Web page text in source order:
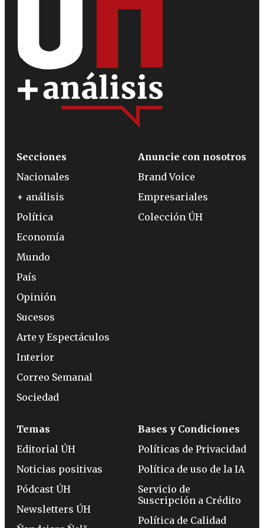
Secciones
Nacionales
+ análisis
Política
Economía
Mundo
País
Opinión
Sucesos
Arte y Espectáculos
Interior
Correo Semanal
Sociedad
Anuncie con nosotros
Brand Voice
Empresariales
Colección ÚH
Temas
Editorial ÚH
Noticias positivas
Pódcast ÚH
Newsletters ÚH
Bases y Condiciones
Políticas de Privacidad
Política de uso de la IA
Servicio de
Suscripción a Crédito
Política de Calidad